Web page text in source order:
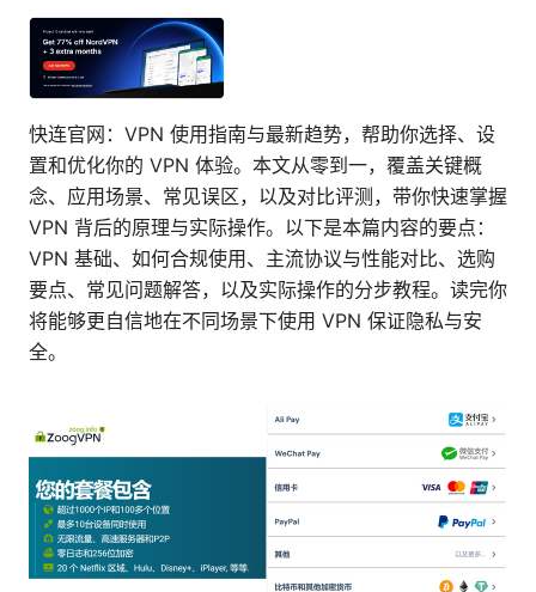
快连官网：VPN 使用指南与最新趋势，帮助你选择、设
置和优化你的 VPN 体验。本文从零到一，覆盖关键概
念、应用场景、常见误区，以及对比评测，带你快速掌握
VPN 背后的原理与实际操作。以下是本篇内容的要点：
VPN 基础、如何合规使用、主流协议与性能对比、选购
要点、常见问题解答，以及实际操作的分步教程。读完你
将能够更自信地在不同场景下使用 VPN 保证隐私与安
全。